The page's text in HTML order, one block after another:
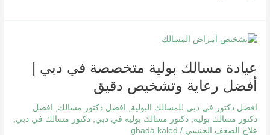
عيادة مسالك بولية متخصصة في دبي |
أفضل رعاية وتشخيص دقيق
افضل دكتور في دبي للمسالك البولية افضل دكتور مسالك
افضل
دكتور مسالك بولية ,دكتور مسالك بولية في دبي ,دكتور مسالك في دبي
علاج الضعف الجنسي /
ghada kaled
عيادة
بولية
متخصصة
في
دبي
|
أفضل